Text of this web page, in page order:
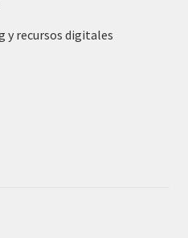
y recursos digitales